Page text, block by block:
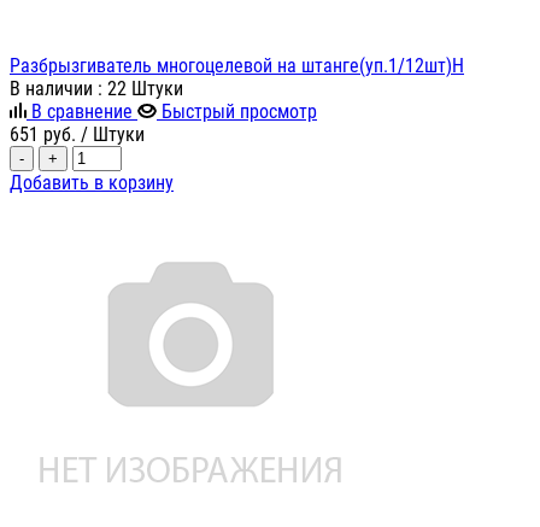
Разбрызгиватель многоцелевой на штанге(уп.1/12шт)H
В наличии : 22 Штуки
В сравнение
Быстрый просмотр
651 руб. / Штуки
- +
Добавить в корзину